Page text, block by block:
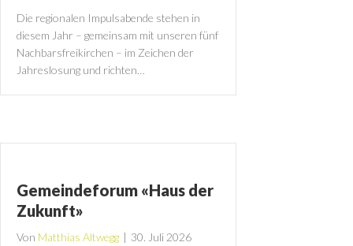
Die regionalen Impulsabende stehen in
diesem Jahr – gemeinsam mit unseren fünf
Nachbarsfreikirchen – im Zeichen der
Jahreslosung und richten…
Gemeindeforum «Haus der
Zukunft»
Von Matthias Altwegg | 30. Juli 2026